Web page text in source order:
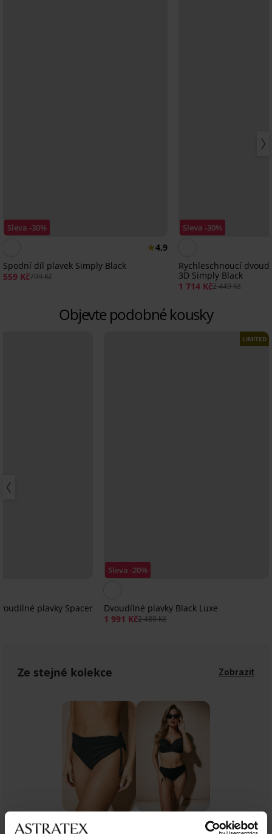
Sleva -30%
4,9
Spodní díl plavek Simply Black
559 Kč799 Kč
Sleva -30%
Rychleschnoucí
3D Simply Black
1 714 Kč2 449 Kč
Objevte podobné kousky
plavky Spacer
Sleva -20%
LIMITED
Dvoudílné plavky Black Luxe
1 991 Kč2 489 Kč
Ze stejné kolekce Zobrazit